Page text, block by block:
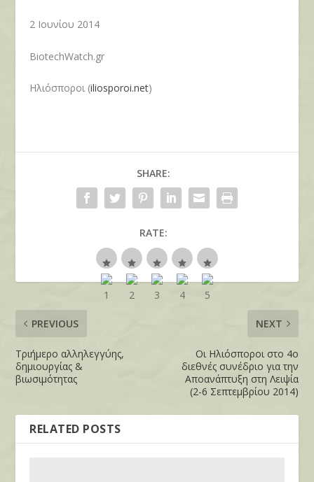
2 Ιουνίου 2014
BiotechWatch.gr
Ηλιόσποροι (iliosporoi.net)
SHARE:
RATE:
PREVIOUS
Τριήμερο αλληλεγγύης,
δημιουργίας &
βιωσιμότητας
NEXT
Οι Ηλιόσποροι στο 4ο
διεθνές συνέδριο για την
Αποανάπτυξη στη Λειψία
(2-6 Σεπτεμβρίου 2014)
RELATED POSTS